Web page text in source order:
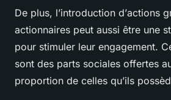
De plus, l’introduction d’actions
actionnaires peut aussi être une
pour stimuler leur engagement.
sont des parts sociales offertes
proportion de celles qu’ils